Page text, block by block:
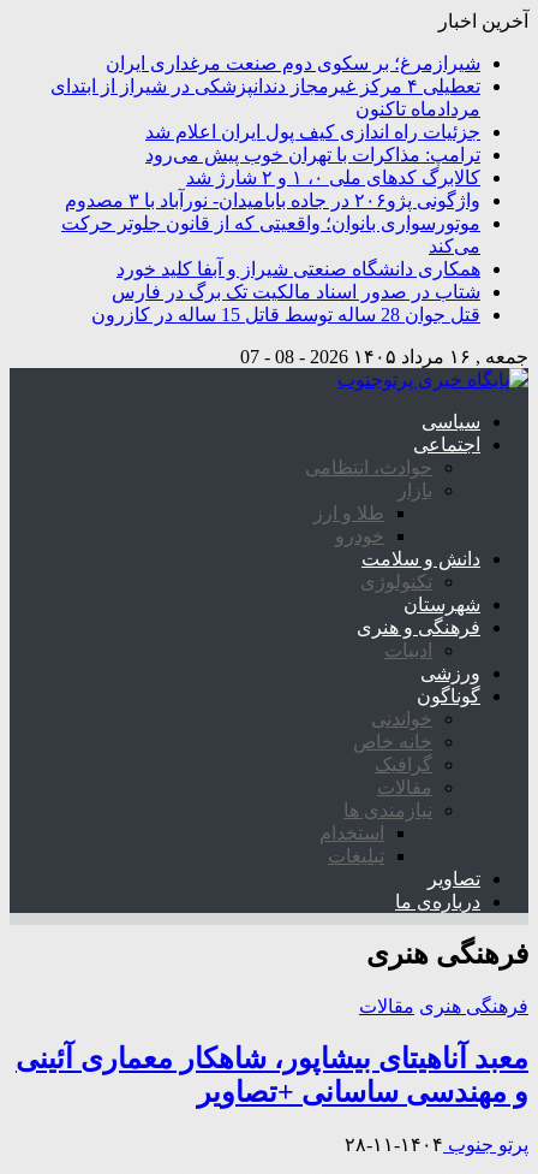
آخرین اخبار
شیرازمرغ؛ بر سکوی دوم صنعت مرغداری ایران
تعطیلی ۴ مرکز غیرمجاز دندانپزشکی در شیراز از ابتدای
مردادماه تاکنون
جزئیات راه اندازی کیف پول ایران اعلام شد
ترامپ: مذاکرات با تهران خوب پیش می‌رود
کالابرگ کدهای ملی ۰، ۱ و ۲ شارژ شد
واژگونی پژو۲۰۶ در جاده بابامیدان- نورآباد با ۳ مصدوم
موتورسواری بانوان؛ واقعیتی که از قانون جلوتر حرکت
می‌کند
همکاری دانشگاه صنعتی شیراز و آبفا کلید خورد
شتاب در صدور اسناد مالکیت تک برگ در فارس
قتل جوان 28 ساله توسط قاتل 15 ساله در کازرون
جمعه , ۱۶ مرداد ۱۴۰۵ 2026 - 08 - 07
سیاسی
اجتماعی
حوادث، انتظامی
بازار
طلا و ارز
خودرو
دانش و سلامت
تکنولوژی
شهرستان
فرهنگی و هنری
ادبیات
ورزشی
گوناگون
خواندنی
خانه خاص
گرافیک
مقالات
نیازمندی ها
استخدام
تبلیغات
تصاویر
درباره‌ی ما
فرهنگی هنری
فرهنگی هنری مقالات
معبد آناهیتای بیشاپور، شاهکار معماری آئینی
و مهندسی ساسانی +تصاویر
پرتو جنوب ۱۴۰۴-۱۱-۲۸